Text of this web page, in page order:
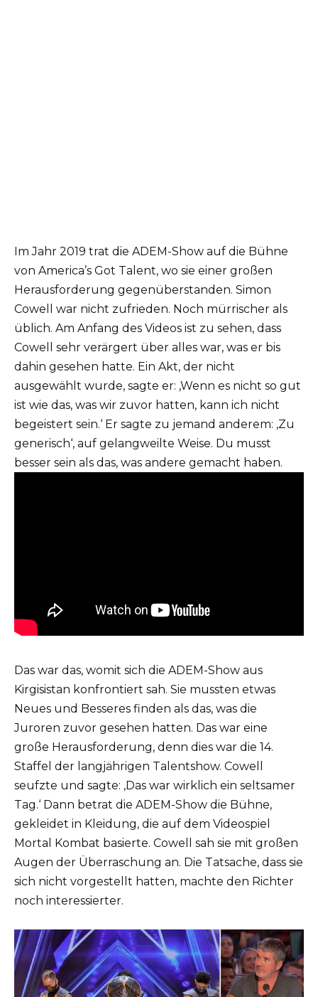
Im Jahr 2019 trat die ADEM-Show auf die Bühne
von America’s Got Talent, wo sie einer großen
Herausforderung gegenüberstanden. Simon
Cowell war nicht zufrieden. Noch mürrischer als
üblich. Am Anfang des Videos ist zu sehen, dass
Cowell sehr verärgert über alles war, was er bis
dahin gesehen hatte. Ein Akt, der nicht
ausgewählt wurde, sagte er: ‚Wenn es nicht so gut
ist wie das, was wir zuvor hatten, kann ich nicht
begeistert sein.‘ Er sagte zu jemand anderem: ‚Zu
generisch‘, auf gelangweilte Weise. Du musst
besser sein als das, was andere gemacht haben.
Das war das, womit sich die ADEM-Show aus
Kirgisistan konfrontiert sah. Sie mussten etwas
Neues und Besseres finden als das, was die
Juroren zuvor gesehen hatten. Das war eine
große Herausforderung, denn dies war die 14.
Staffel der langjährigen Talentshow. Cowell
seufzte und sagte: ‚Das war wirklich ein seltsamer
Tag.‘ Dann betrat die ADEM-Show die Bühne,
gekleidet in Kleidung, die auf dem Videospiel
Mortal Kombat basierte. Cowell sah sie mit großen
Augen der Überraschung an. Die Tatsache, dass sie
sich nicht vorgestellt hatten, machte den Richter
noch interessierter.